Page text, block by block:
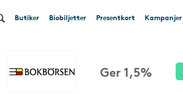
Butiker Biobiljetter Presentkort Kampanjer
Ger 1,5%